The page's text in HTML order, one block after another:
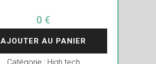
0 €
AJOUTER AU PANIER